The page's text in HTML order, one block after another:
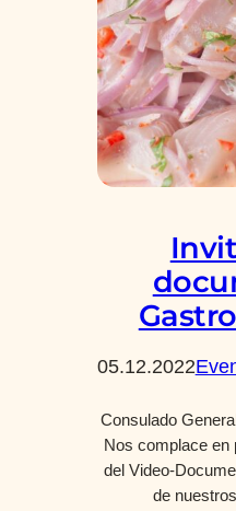
05.12.2022
Consulado
Nos complace en
del Video-
de